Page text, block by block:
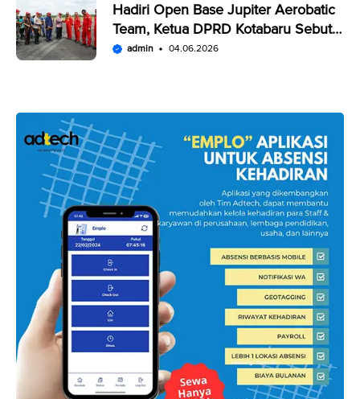
Hadiri Open Base Jupiter Aerobatic
Team, Ketua DPRD Kotabaru Sebut
Penampilan JAT Luar Biasa
admin 04.06.2026